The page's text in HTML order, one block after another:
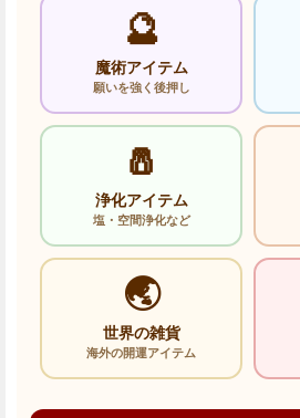
🔮
魔術アイテム
願いを強く後押し
🧂
浄化アイテム
塩・空間浄化など
🌏
世界の雑貨
海外の開運アイテム